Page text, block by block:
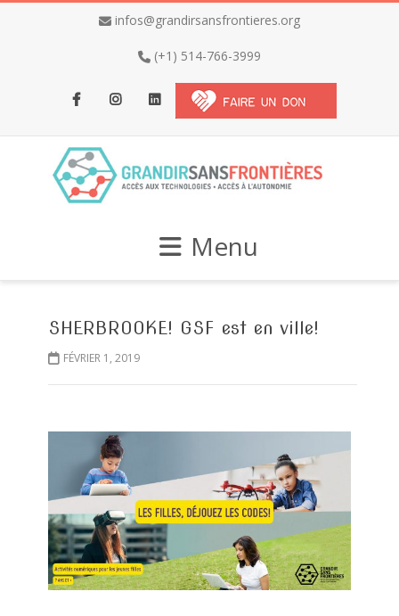
infos@grandirsansfrontieres.org
(+1) 514-766-3999
FacebookInstagramLinkedIn
Menu
SHERBROOKE! GSF est en ville!
FÉVRIER 1, 2019